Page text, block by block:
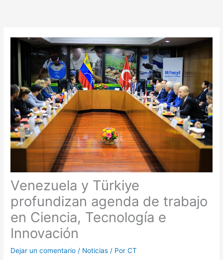
Venezuela y Türkiye
profundizan agenda de trabajo
en Ciencia, Tecnología e
Innovación
Dejar un comentario / Noticias / PorCT